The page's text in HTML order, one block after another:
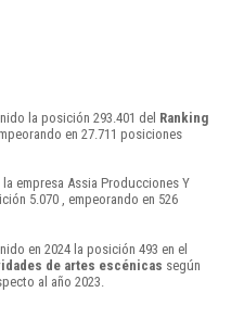
la posición 293.401 del Ranking
en 27.711 posiciones
empresa Assia Producciones Y
5.070 , empeorando en 526
en 2024 la posición 493 en el
de artes escénicas según
al año 2023.